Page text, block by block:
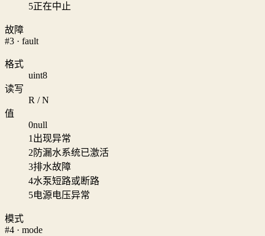
5正在中止
故障
#3 · fault
格式
uint8
读写
R / N
值
0null
1 出现异常
2 防漏水系统已激活
3排水故障
4水泵短路或断路
5电源电压异常
模式
#4 · mode